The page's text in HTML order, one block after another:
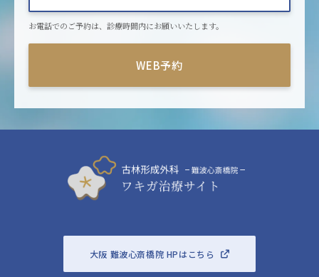
お電話でのご予約は、診療時間内にお願いいたします。
WEB予約
大阪 難波心斎橋院 HPはこちら